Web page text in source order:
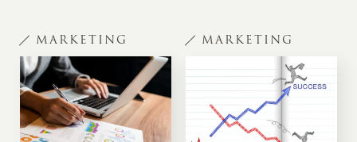
MARKETING MARKETING